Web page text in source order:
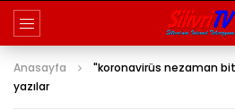
Anasayfa
"koronavirüs nezaman
yazılar